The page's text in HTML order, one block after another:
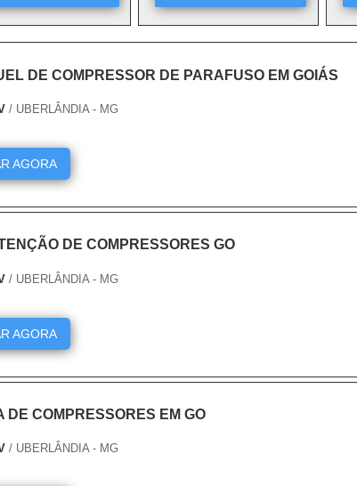
DE COMPRESSOR DE PARAFUSO EM GOIÁS
/ UBERLÂNDIA - MG
AGORA
DE COMPRESSORES GO
/ UBERLÂNDIA - MG
AGORA
DE COMPRESSORES EM GO
/ UBERLÂNDIA - MG